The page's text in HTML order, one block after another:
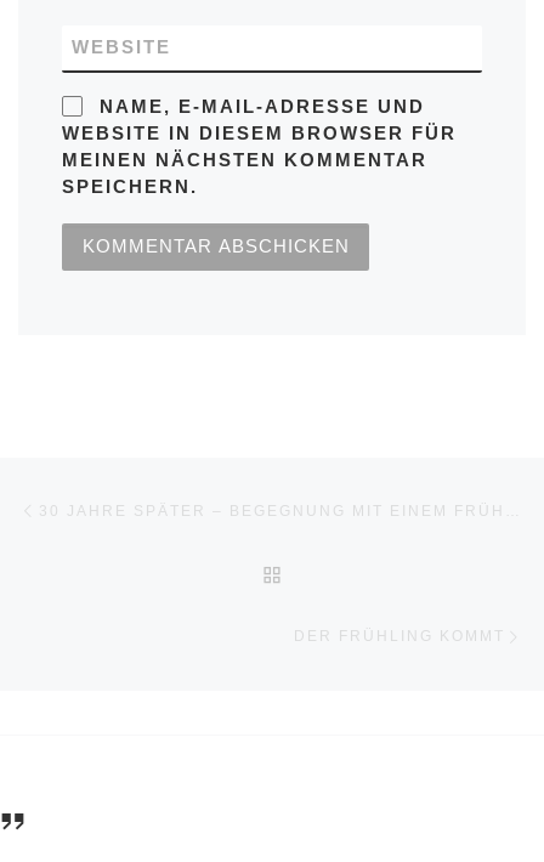
WEBSITE
NAME, E-MAIL-ADRESSE UND
WEBSITE IN DIESEM BROWSER FÜR
MEINEN NÄCHSTEN KOMMENTAR
SPEICHERN.
DER FRÜHLING KOMMT